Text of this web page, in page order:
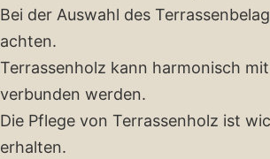
Bei der Auswahl des
achten.
Terrassenholz kann harmonisch
verbunden werden.
Die Pflege von Terrassenholz ist
erhalten.